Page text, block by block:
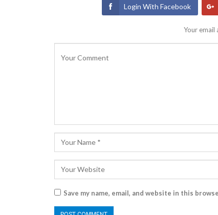
Login With Facebook
Your email
Save my name, email, and website in this